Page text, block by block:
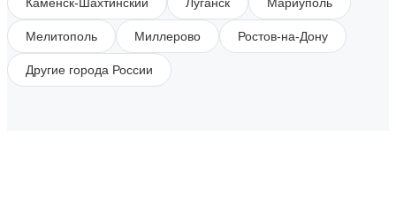
Мелитополь Миллерово Ростов-на-Дону
Другие города России